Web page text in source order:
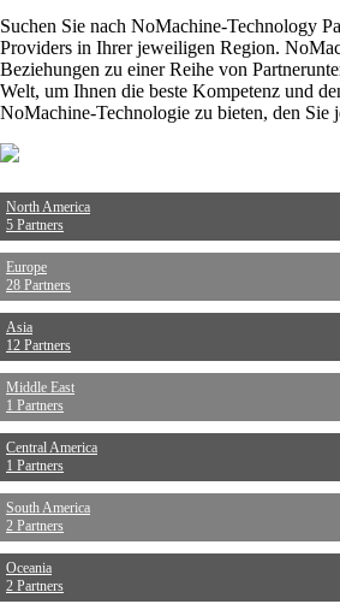
Suchen Sie nach NoMachine-Technology
Providers in Ihrer jeweiligen Region.
Beziehungen zu einer Reihe von
Welt, um Ihnen die beste Kompetenz und
NoMachine-Technologie zu bieten, den Sie
North America
5 Partners
Europe
28 Partners
Asia
12 Partners
Middle East
1 Partners
Central America
1 Partners
South America
2 Partners
Oceania
2 Partners